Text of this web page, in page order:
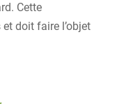
Cette
doit faire l’objet